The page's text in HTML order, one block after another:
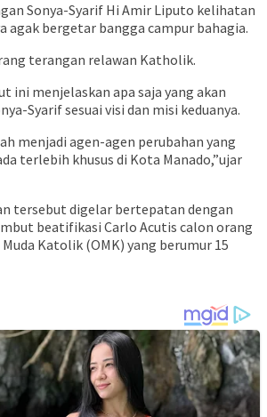
Sonya-Syarif Hi Amir Liputo kelihatan
agak bergetar bangga campur bahagia.
terangan relawan Katholik.
ini menjelaskan apa saja yang akan
Syarif sesuai visi dan misi keduanya.
menjadi agen-agen perubahan yang
terlebih khusus di Kota Manado,”ujar
tersebut digelar bertepatan dengan
beatifikasi Carlo Acutis calon orang
Katolik (OMK) yang berumur 15